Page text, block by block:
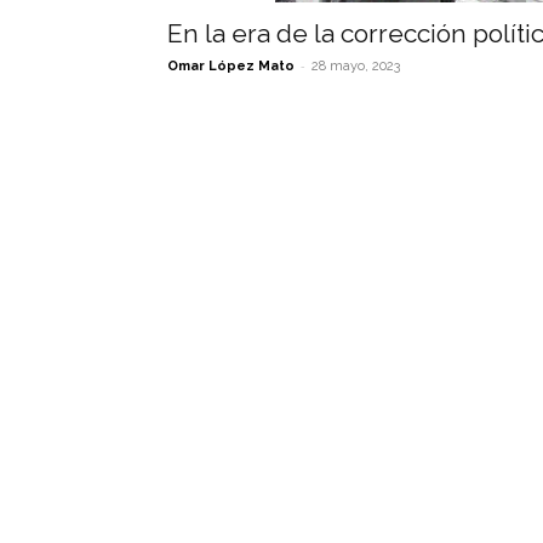
En la era de la corrección
Omar López Mato - 28 mayo, 2023